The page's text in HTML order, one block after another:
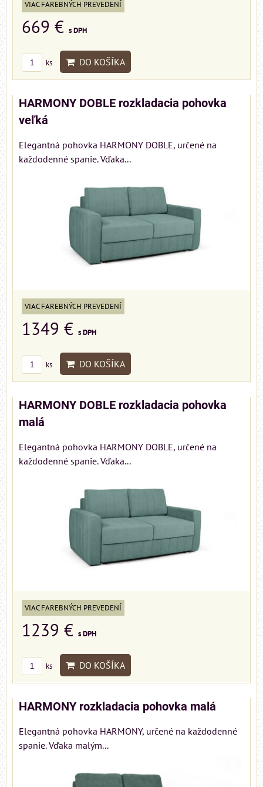
VIAC FAREBNÝCH PREVEDENÍ
669 € s DPH
ks DO KOŠÍKA
HARMONY DOBLE rozkladacia pohovka
veľká
Elegantná pohovka HARMONY DOBLE, určené na
každodenné spanie. Vďaka...
VIAC FAREBNÝCH PREVEDENÍ
1349 € s DPH
ks DO KOŠÍKA
HARMONY DOBLE rozkladacia pohovka
malá
Elegantná pohovka HARMONY DOBLE, určené na
každodenné spanie. Vďaka...
VIAC FAREBNÝCH PREVEDENÍ
1239 € s DPH
ks DO KOŠÍKA
HARMONY rozkladacia pohovka malá
Elegantná pohovka HARMONY, určené na každodenné
spanie. Vďaka malým...